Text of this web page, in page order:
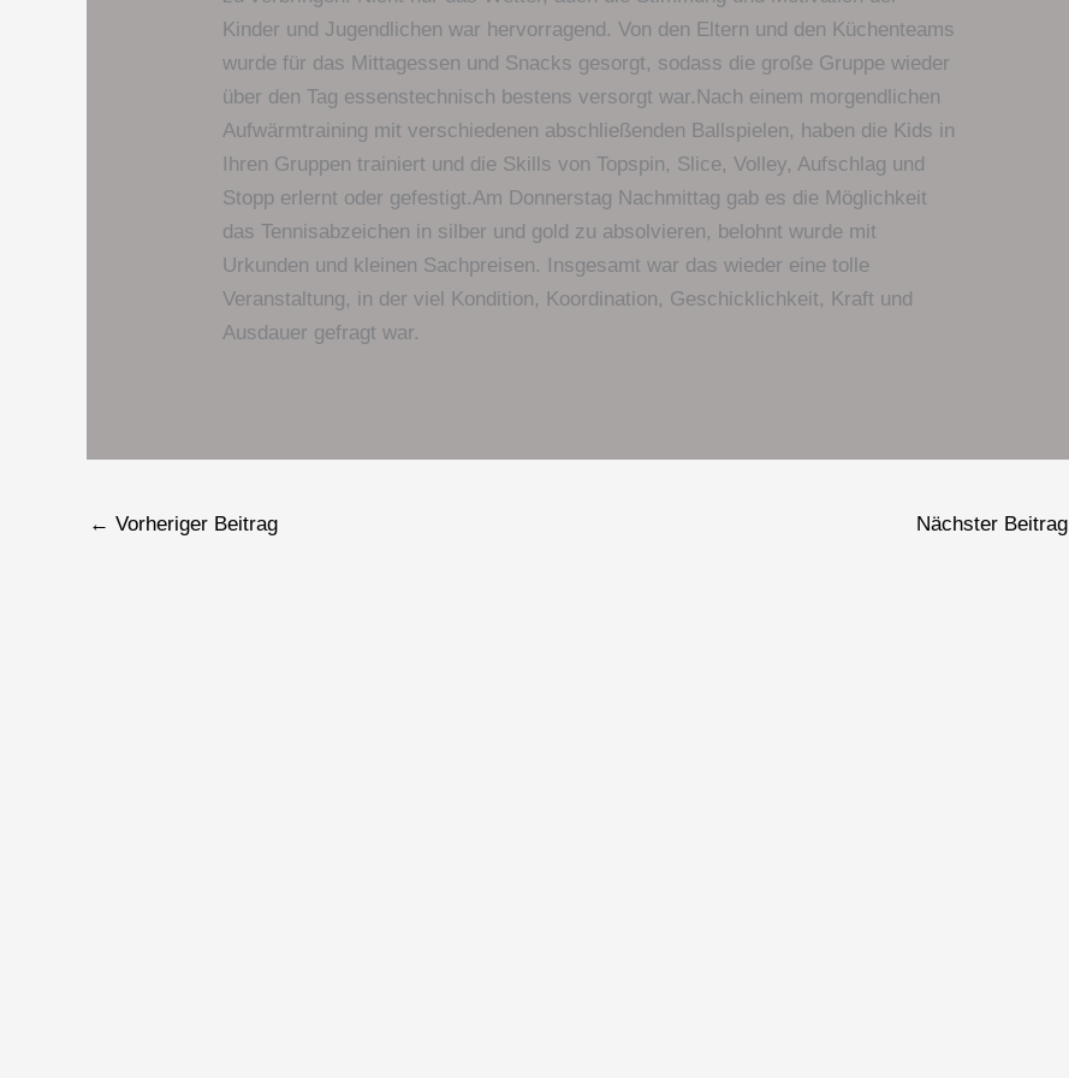
Kinder und Jugendlichen war hervorragend. Von den Eltern und den Küchenteams
wurde für das Mittagessen und Snacks gesorgt, sodass die große Gruppe wieder
über den Tag essenstechnisch bestens versorgt war.Nach einem morgendlichen
Aufwärmtraining mit verschiedenen abschließenden Ballspielen, haben die Kids in
Ihren Gruppen trainiert und die Skills von Topspin, Slice, Volley, Aufschlag und
Stopp erlernt oder gefestigt.Am Donnerstag Nachmittag gab es die Möglichkeit
das Tennisabzeichen in silber und gold zu absolvieren, belohnt wurde mit
Urkunden und kleinen Sachpreisen. Insgesamt war das wieder eine tolle
Veranstaltung, in der viel Kondition, Koordination, Geschicklichkeit, Kraft und
Ausdauer gefragt war.
← Vorheriger Beitrag Nächster Beitrag